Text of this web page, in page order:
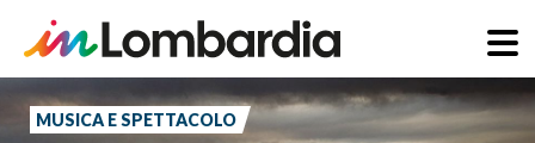
MUSICA E SPETTACOLO